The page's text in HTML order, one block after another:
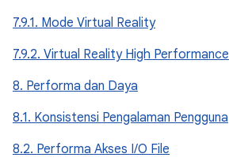
7.9.1. Mode Virtual Reality
7.9.2. Virtual Reality High Performance
8. Performa dan Daya
8.1. Konsistensi Pengalaman Pengguna
8.2. Performa Akses I/O File